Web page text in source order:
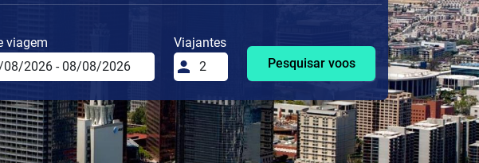
viagem
Viajantes
Pesquisar voos